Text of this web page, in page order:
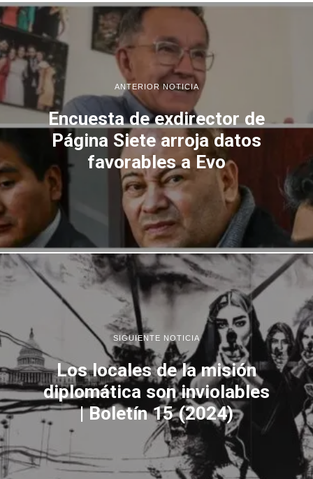
ANTERIOR NOTICIA
Encuesta de exdirector de
Página Siete arroja datos
favorables a Evo
SIGUIENTE NOTICIA
Los locales de la misión
diplomática son inviolables
| Boletín 15 (2024)